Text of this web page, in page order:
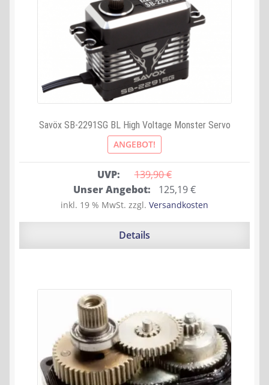
Savöx SB-2291SG BL High Voltage Monster Servo
ANGEBOT!
UVP: 139,90 €
Ursprünglicher
Preis
war:
Unser Angebot: 125,19€Aktueller
Preis
ist:
inkl. 19 % MwSt. zzgl. Versandkosten
Details